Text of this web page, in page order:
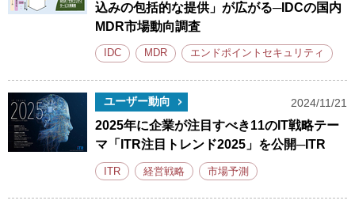
込みの包括的な提供」が広がる─IDCの国内
MDR市場動向調査
IDC MDR エンドポイントセキュリティ
ユーザー動向 2024/11/21
2025年に企業が注目すべき11のIT戦略テー
マ「ITR注目トレンド2025」を公開─ITR
ITR 経営戦略 市場予測